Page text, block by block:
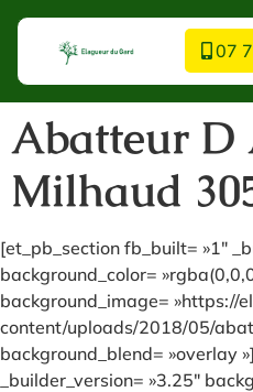
07
Abatteur D
Milhaud
[et_pb_section fb_built= »1″
background_color=
background_image=
content/uploads/2018/05/
background_blend= »overlay
_builder_version= »3.25″